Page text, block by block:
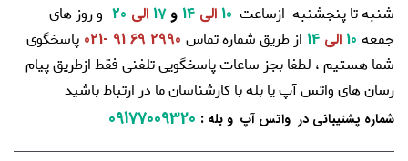
شنبه تا پنجشنبه ازساعت 10 الی و17 الی
و روز های
جمعه
الی از طریق شماره تماس 2990 69 91 -021
پاسخگوی
شما هستیم ، لطفا بجز ساعات پاسخگویی تلفنی فقط ازطریق پیام
رسان های واتس آپ یا بله با کارشناسان ما در ارتباط باشید
شماره پشتیبانی در واتس آپ و بله :
09177009320